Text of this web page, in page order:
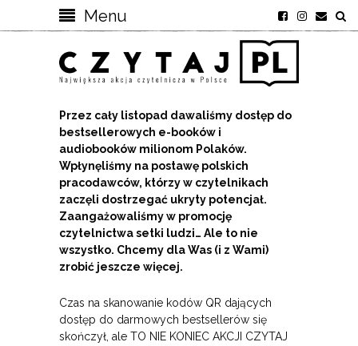
Menu
Przez cały listopad dawaliśmy dostęp do
bestsellerowych e-booków i
audiobooków milionom Polaków.
Wpłynęliśmy na postawę polskich
pracodawców, którzy w czytelnikach
zaczęli dostrzegać ukryty potencjał.
Zaangażowaliśmy w promocję
czytelnictwa setki ludzi… Ale to nie
wszystko. Chcemy dla Was (i z Wami)
zrobić jeszcze więcej.
Czas na skanowanie kodów QR dających
dostęp do darmowych bestsellerów się
skończył, ale TO NIE KONIEC AKCJI CZYTAJ